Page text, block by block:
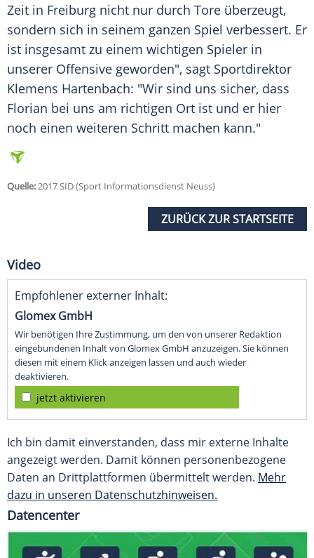
Zeit in Freiburg nicht nur durch Tore überzeugt,
sondern sich in seinem ganzen Spiel verbessert. Er
ist insgesamt zu einem wichtigen Spieler in
unserer Offensive geworden", sagt Sportdirektor
Klemens Hartenbach: "Wir sind uns sicher, dass
Florian bei uns am richtigen Ort ist und er hier
noch einen weiteren Schritt machen kann."
Quelle:2017 SID (Sport Informationsdienst Neuss)
ZURÜCK ZUR STARTSEITE
Video
Empfohlener externer Inhalt:
Glomex GmbH
Wir benötigen Ihre Zustimmung, um den von unserer Redaktion
eingebundenen Inhalt von Glomex GmbH anzuzeigen. Sie können
diesen mit einem Klick anzeigen lassen und auch wieder
deaktivieren.
jetzt aktivieren
Ich bin damit einverstanden, dass mir externe Inhalte
angezeigt werden. Damit können personenbezogene
Daten an Drittplattformen übermittelt werden. Mehr
dazu in unseren Datenschutzhinweisen.
Datencenter